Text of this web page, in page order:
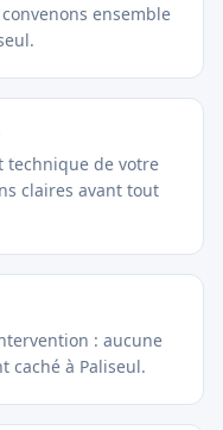
ensemble
technique de votre
claires avant tout
: aucune
caché à Paliseul.